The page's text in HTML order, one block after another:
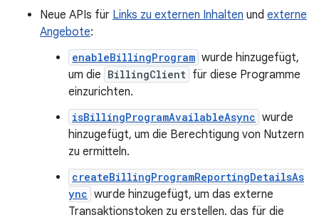
Neue APIs für Links zu externen Inhalten und externe
Angebote:
enableBillingProgram wurde hinzugefügt,
um die BillingClient für diese Programme
einzurichten.
isBillingProgramAvailableAsync wurde
hinzugefügt, um die Berechtigung von Nutzern
zu ermitteln.
createBillingProgramReportingDetailsAs
ync wurde hinzugefügt, um das externe
Transaktionstoken zu erstellen, das für die